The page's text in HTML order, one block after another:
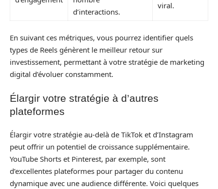
d’interactions.
viral.
En suivant ces métriques, vous pourrez identifier quels
types de Reels génèrent le meilleur retour sur
investissement, permettant à votre stratégie de marketing
digital d’évoluer constamment.
Élargir votre stratégie à d’autres
plateformes
Élargir votre stratégie au-delà de TikTok et d’Instagram
peut offrir un potentiel de croissance supplémentaire.
YouTube Shorts et Pinterest, par exemple, sont
d’excellentes plateformes pour partager du contenu
dynamique avec une audience différente. Voici quelques